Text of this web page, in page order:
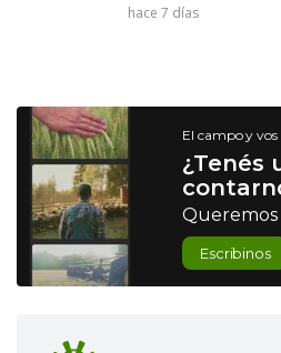
hace 7 días
El campo y vos
¿Tenés
Escribinos